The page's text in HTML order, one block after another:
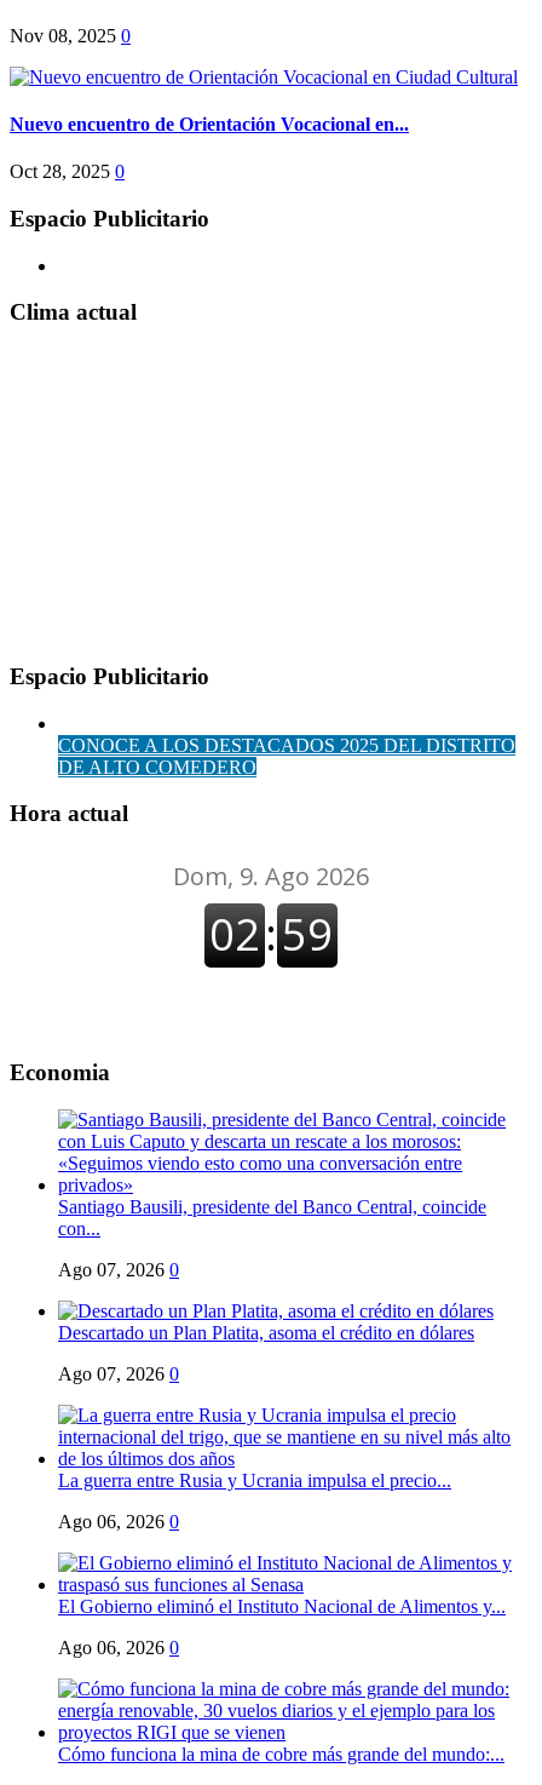
Nov 08, 2025 0
Nuevo encuentro de Orientación Vocacional en...
Oct 28, 2025 0
Espacio Publicitario
Clima actual
Espacio Publicitario
CONOCE A LOS DESTACADOS 2025 DEL DISTRITO
DE ALTO COMEDERO
Hora actual
Economia
Santiago Bausili, presidente del Banco Central, coincide
con...
Ago 07, 2026 0
Descartado un Plan Platita, asoma el crédito en dólares
Ago 07, 2026 0
La guerra entre Rusia y Ucrania impulsa el precio...
Ago 06, 2026 0
El Gobierno eliminó el Instituto Nacional de Alimentos y...
Ago 06, 2026 0
Cómo funciona la mina de cobre más grande del mundo:...